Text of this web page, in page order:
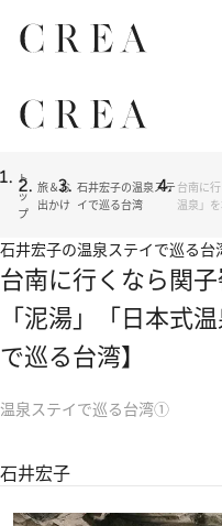
ト
ッ
プ
旅＆お
出かけ
石井宏子の温泉ステ
イで巡る台湾
台南に
温泉」
石井宏子の温泉ステイで巡る台
台南に行くなら関
「泥湯」「日本式
で巡る台湾】
温泉ステイで巡る台湾①
石井宏子